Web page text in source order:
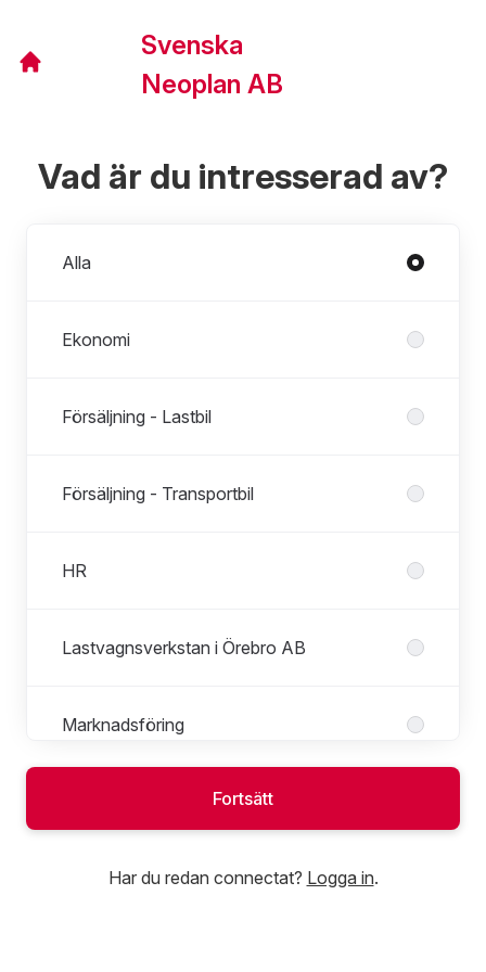
Svenska
Neoplan AB
Vad är du intresserad av?
Alla
Ekonomi
Försäljning - Lastbil
Försäljning - Transportbil
HR
Lastvagnsverkstan i Örebro AB
Marknadsföring
Motorpark Buss och Lastbilsverkstad
Neoplan Syd
Fortsätt
Har du redan connectat? Logga in.